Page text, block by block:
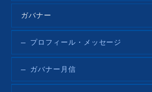
ガバナー
プロフィール・メッセージ
ガバナー月信